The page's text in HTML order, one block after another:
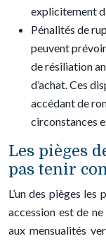
explicitement
Pénalités de
peuvent
de résiliation
d’achat. Ces
accédant de
circonstances
Les pièges
pas tenir
L’un des pièges
accession est de
aux mensualités